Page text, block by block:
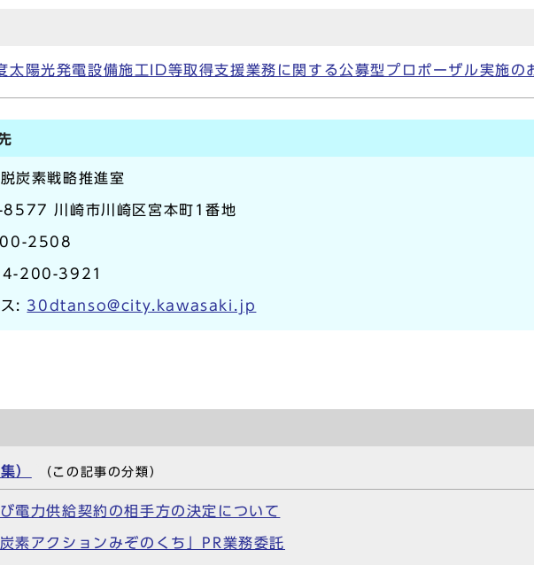
太陽光発電設備施工ID等取得支援業務に関する公募型プロポーザル実施の
炭素戦略推進室
川崎市川崎区宮本町1番地
2508
200-3921
: 30dtanso@city.kawasaki.jp
） （この記事の分類）
電力供給契約の相手方の決定について
素アクションみぞのくち」PR業務委託